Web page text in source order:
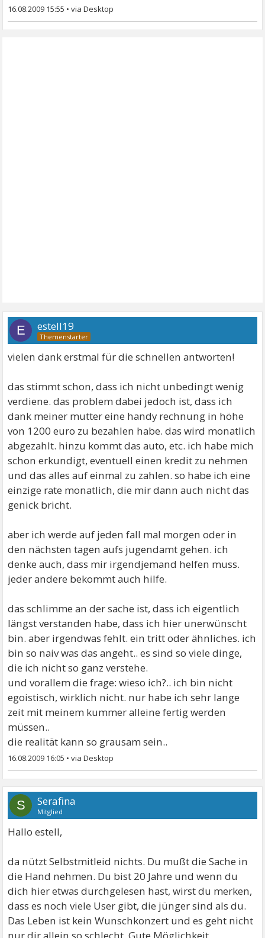
16.08.2009 15:55 •
E estell19
vielen dank erstmal für die schnellen antworten!
das stimmt schon, dass ich nicht unbedingt wenig
verdiene. das problem dabei jedoch ist, dass ich
dank meiner mutter eine handy rechnung in höhe
von 1200 euro zu bezahlen habe. das wird monatlich
abgezahlt. hinzu kommt das auto, etc. ich habe mich
schon erkundigt, eventuell einen kredit zu nehmen
und das alles auf einmal zu zahlen. so habe ich eine
einzige rate monatlich, die mir dann auch nicht das
genick bricht.
aber ich werde auf jeden fall mal morgen oder in
den nächsten tagen aufs jugendamt gehen. ich
denke auch, dass mir irgendjemand helfen muss.
jeder andere bekommt auch hilfe.
das schlimme an der sache ist, dass ich eigentlich
längst verstanden habe, dass ich hier unerwünscht
bin. aber irgendwas fehlt. ein tritt oder ähnliches. ich
bin so naiv was das angeht.. es sind so viele dinge,
die ich nicht so ganz verstehe.
und vorallem die frage: wieso ich?.. ich bin nicht
egoistisch, wirklich nicht. nur habe ich sehr lange
zeit mit meinem kummer alleine fertig werden
müssen..
die realität kann so grausam sein..
16.08.2009 16:05 •
S Serafina
Mitglied
Hallo estell,
da nützt Selbstmitleid nichts. Du mußt die Sache in
die Hand nehmen. Du bist 20 Jahre und wenn du
dich hier etwas durchgelesen hast, wirst du merken,
dass es noch viele User gibt, die jünger sind als du.
Das Leben ist kein Wunschkonzert und es geht nicht